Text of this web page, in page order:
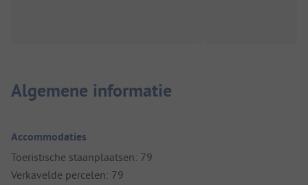
Algemene informatie
Accommodaties
Toeristische staanplaatsen: 79
Verkavelde percelen: 79